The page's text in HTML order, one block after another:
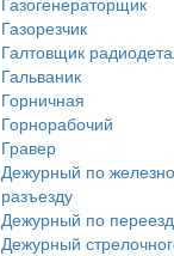
Газорезчик
Галтовщик
Гальваник
Горничная
Горнорабочий
Гравер
Дежурный по
разъезду
Дежурный по
Дежурный